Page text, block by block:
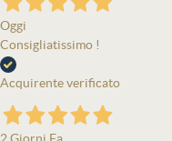
Oggi
Consigliatissimo !
Acquirente verificato